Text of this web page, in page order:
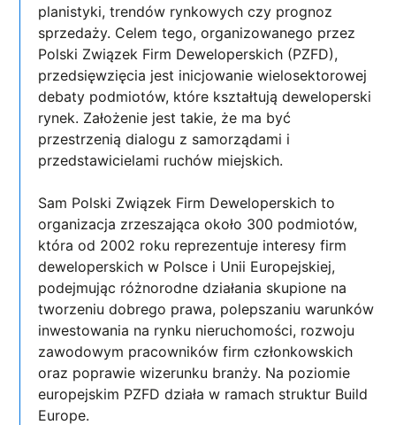
planistyki, trendów rynkowych czy prognoz
sprzedaży. Celem tego, organizowanego przez
Polski Związek Firm Deweloperskich (PZFD),
przedsięwzięcia jest inicjowanie wielosektorowej
debaty podmiotów, które kształtują deweloperski
rynek. Założenie jest takie, że ma być
przestrzenią dialogu z samorządami i
przedstawicielami ruchów miejskich.
Sam Polski Związek Firm Deweloperskich to
organizacja zrzeszająca około 300 podmiotów,
która od 2002 roku reprezentuje interesy firm
deweloperskich w Polsce i Unii Europejskiej,
podejmując różnorodne działania skupione na
tworzeniu dobrego prawa, polepszaniu warunków
inwestowania na rynku nieruchomości, rozwoju
zawodowym pracowników firm członkowskich
oraz poprawie wizerunku branży. Na poziomie
europejskim PZFD działa w ramach struktur Build
Europe.